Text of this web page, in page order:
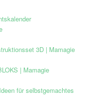
3D | Mamagie
| Mamagie
für selbstgemachtes